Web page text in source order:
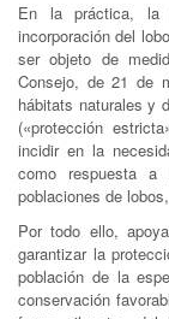
En la práctica, la
incorporación del
ser objeto de
Consejo, de 21 de
hábitats naturales y
(«protección
incidir en la
como respuesta
poblaciones de
Por todo ello,
garantizar la
población de la
conservación